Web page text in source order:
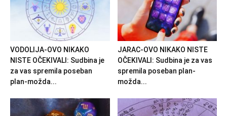
VODOLIJA-OVO NIKAKO
NISTE OČEKIVALI: Sudbina je
za vas spremila poseban
plan-možda...
JARAC-OVO NIKAKO NISTE
OČEKIVALI: Sudbina je za vas
spremila poseban plan-
možda...